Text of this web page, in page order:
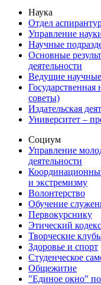
Наука
Отдел
Управление
Научные
Основные
деятельности
Ведущие
Государственная
советы)
Издательская
Университет –
Социум
Управление
деятельности
и экстремизму
Волонтерство
Обучение
Первокурснику
Этический кодекс
Творческие
Здоровье и спорт
Студенческое
Общежитие
"Единое окно"